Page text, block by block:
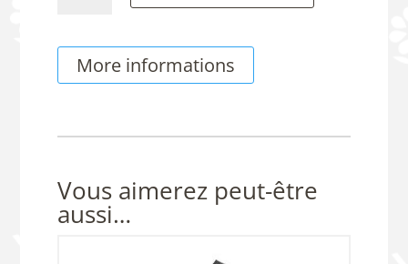
Chocolat
Noir
70
More informations
Vous aimerez peut-être
aussi…